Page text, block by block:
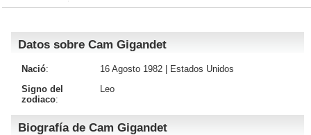
Iniciar sesión
Datos sobre Cam Gigandet
Nació: 16 Agosto 1982 |
Estados Unidos
Signo del
zodiaco:
Leo
Biografía de Cam Gigandet